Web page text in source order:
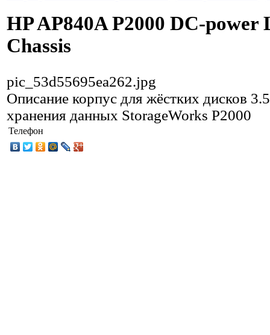
HP AP840A P2000 DC-power
Chassis
pic_53d55695ea262.jpg
Описание корпус для жёстких дисков
хранения данных StorageWorks P2000
Телефон